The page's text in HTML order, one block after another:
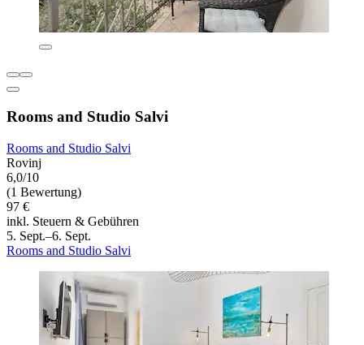
Rooms and Studio Salvi
Rooms and Studio Salvi
Rovinj
6,0/10
(1 Bewertung)
97 €
inkl. Steuern & Gebühren
5. Sept.–6. Sept.
Rooms and Studio Salvi